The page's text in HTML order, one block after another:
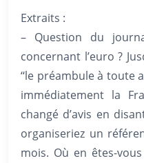
Extraits :
– Question du
concernant l’euro ?
‘‘le préambule à toute
immédiatement la
changé d’avis en
organiseriez un
mois. Où en êtes-